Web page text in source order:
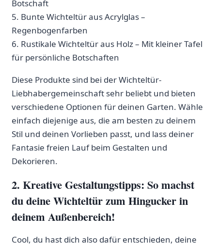
Botschaft
5. Bunte Wichteltür⁣ aus Acrylglas –
Regenbogenfarben
6. Rustikale Wichteltür aus Holz – Mit kleiner Tafel
für persönliche Botschaften
Diese Produkte sind bei der Wichteltür-
Liebhabergemeinschaft ⁤sehr beliebt und bieten
verschiedene Optionen für deinen⁤ Garten. Wähle
einfach ‍diejenige aus, die am besten ⁣zu⁢ deinem
Stil‌ und⁣ deinen Vorlieben passt, und lass deiner
Fantasie freien Lauf ‌beim Gestalten und
Dekorieren.
2. Kreative ​Gestaltungstipps: So ‍machst‍
du deine Wichteltür zum Hingucker in
deinem Außenbereich!
Cool, du hast dich also dafür entschieden, deine